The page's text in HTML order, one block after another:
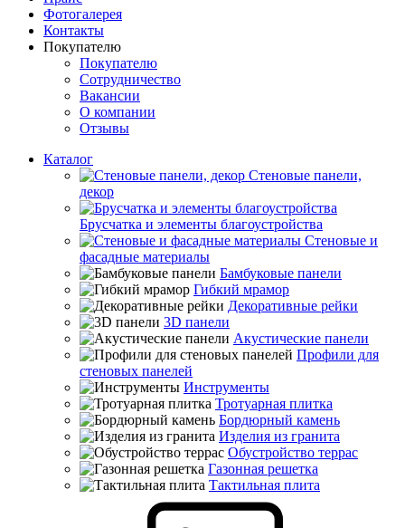
Фотогалерея
Контакты
Покупателю
Покупателю
Сотрудничество
Вакансии
О компании
Отзывы
Каталог
Стеновые панели,
декор
Брусчатка и элементы благоустройства
Стеновые и
фасадные материалы
Бамбуковые панели
Гибкий мрамор
Декоративные рейки
3D панели
Акустические панели
Профили для
стеновых панелей
Инструменты
Тротуарная плитка
Бордюрный камень
Изделия из гранита
Обустройство террас
Газонная решетка
Тактильная плита